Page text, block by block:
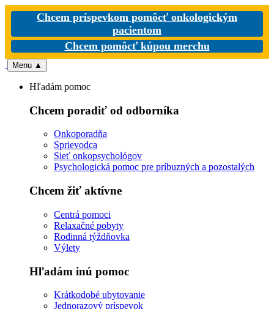
Chcem príspevkom pomôcť onkologickým
pacientom
Chcem pomôcť kúpou merchu
Menu ▲
Hľadám pomoc
Chcem poradiť od odborníka
Onkoporadňa
Sprievodca
Sieť onkopsychológov
Psychologická pomoc pre príbuzných a pozostalých
Chcem žiť aktívne
Centrá pomoci
Relaxačné pobyty
Rodinná týždňovka
Výlety
Hľadám inú pomoc
Krátkodobé ubytovanie
Jednorazový príspevok